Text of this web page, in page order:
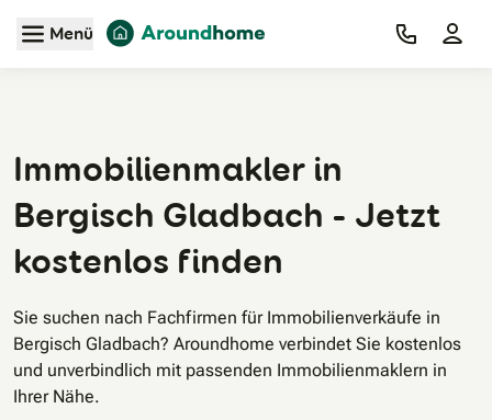
Zum Hauptinhalt
Menü
Immobilienmakler in
Bergisch Gladbach - Jetzt
kostenlos finden
Sie suchen nach Fachfirmen für Immobilienverkäufe in
Bergisch Gladbach? Aroundhome verbindet Sie kostenlos
und unverbindlich mit passenden Immobilienmaklern in
Ihrer Nähe.